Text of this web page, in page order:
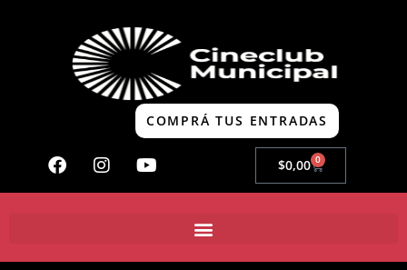
COMPRÁ TUS ENTRADAS
$0,00 0